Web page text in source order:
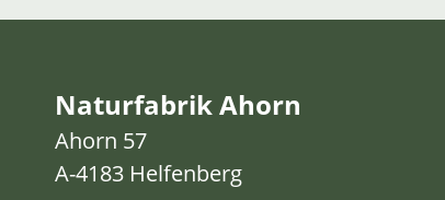
Naturfabrik Ahorn
Ahorn 57
A-4183 Helfenberg